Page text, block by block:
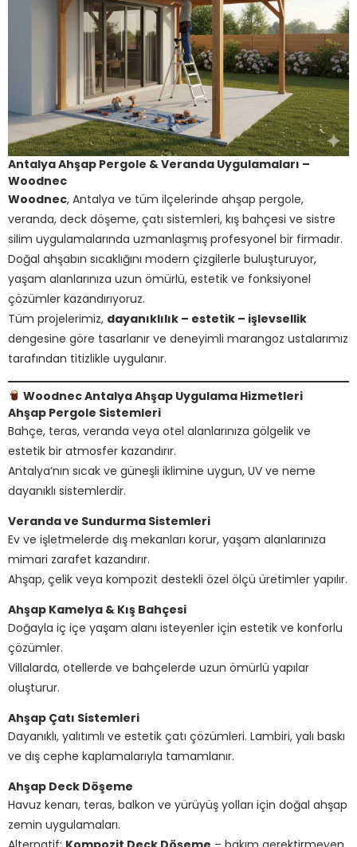
Antalya Ahşap Pergole & Veranda Uygulamaları –
Woodnec
Woodnec, Antalya ve tüm ilçelerinde ahşap pergole,
veranda, deck döşeme, çatı sistemleri, kış bahçesi ve sistre
silim uygulamalarında uzmanlaşmış profesyonel bir firmadır.
Doğal ahşabın sıcaklığını modern çizgilerle buluşturuyor,
yaşam alanlarınıza uzun ömürlü, estetik ve fonksiyonel
çözümler kazandırıyoruz.
Tüm projelerimiz, dayanıklılık – estetik – işlevsellik
dengesine göre tasarlanır ve deneyimli marangoz ustalarımız
tarafından titizlikle uygulanır.
Woodnec Antalya Ahşap Uygulama Hizmetleri
Ahşap Pergole Sistemleri
Bahçe, teras, veranda veya otel alanlarınıza gölgelik ve
estetik bir atmosfer kazandırır.
Antalya’nın sıcak ve güneşli iklimine uygun, UV ve neme
dayanıklı sistemlerdir.
Veranda ve Sundurma Sistemleri
Ev ve işletmelerde dış mekanları korur, yaşam alanlarınıza
mimari zarafet kazandırır.
Ahşap, çelik veya kompozit destekli özel ölçü üretimler yapılır.
Ahşap Kamelya & Kış Bahçesi
Doğayla iç içe yaşam alanı isteyenler için estetik ve konforlu
çözümler.
Villalarda, otellerde ve bahçelerde uzun ömürlü yapılar
oluşturur.
Ahşap Çatı Sistemleri
Dayanıklı, yalıtımlı ve estetik çatı çözümleri. Lambiri, yalı baskı
ve dış cephe kaplamalarıyla tamamlanır.
Ahşap Deck Döşeme
Havuz kenarı, teras, balkon ve yürüyüş yolları için doğal ahşap
zemin uygulamaları.